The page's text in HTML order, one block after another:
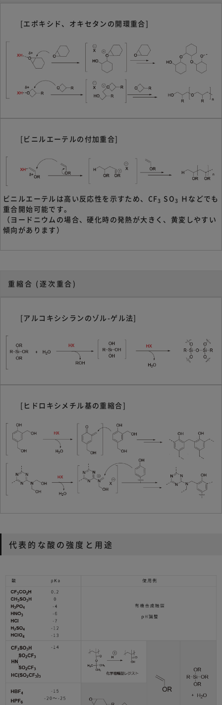
[エポキシド、オキセタンの開環重合]
[ビニルエーテルの付加重合]
ビニルエーテルは高い反応性を示すため、CF3 SO 3 Ｈなどでも
重合開始可能です。
（ヨードニウムの場合、硬化時の発熱が大きく、黄変しやすい
傾向があります）
重縮合 (逐次重合)
[アルコキシシランのゾル-ゲル法]
[ヒドロキシメチル基の重縮合]
代表的な酸の強度と用途